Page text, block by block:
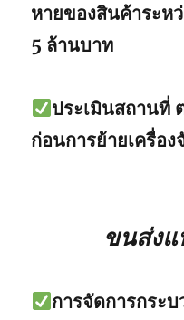
หายของสินค้าระห
5 ล้านบาท
ประเมินสถานที่
ก่อนการย้ายเครื่อง
ขนส่งแ
การจัดการกระ